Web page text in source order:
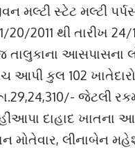
મલ્ટી સ્ટેટ મલ્ટી
20/2011 થી તારીખ
તાલુકાના
આપી કુલ 102
જેટલી
દાહાદ ખાતના
લીનાબેન